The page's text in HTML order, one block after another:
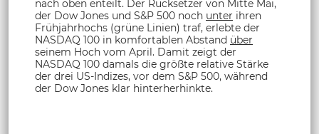
nach oben enteilt. Der Rücksetzer von Mitte Mai,
der Dow Jones und S&P 500 noch unter ihren
Frühjahrhochs (grüne Linien) traf, erlebte der
NASDAQ 100 in komfortablen Abstand über
seinem Hoch vom April. Damit zeigt der
NASDAQ 100 damals die größte relative Stärke
der drei US-Indizes, vor dem S&P 500, während
der Dow Jones klar hinterherhinkte.